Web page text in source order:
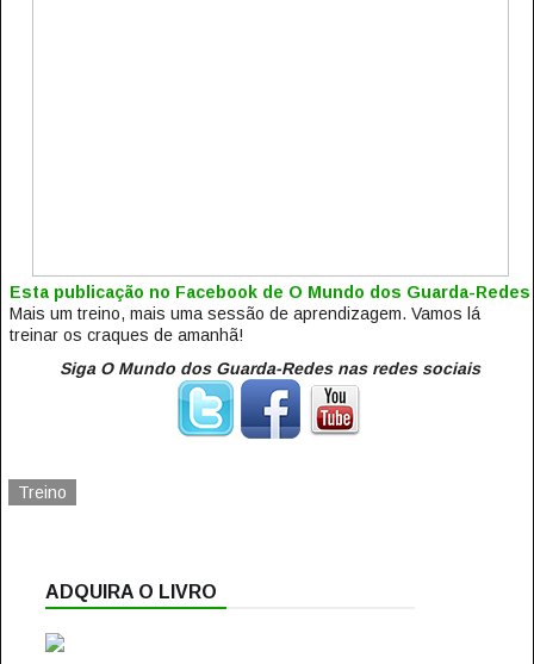
Esta publicação no Facebook de O Mundo dos Guarda-Redes
Mais um treino, mais uma sessão de aprendizagem. Vamos lá
treinar os craques de amanhã!
Siga O Mundo dos Guarda-Redes nas redes sociais
Treino
ADQUIRA O LIVRO